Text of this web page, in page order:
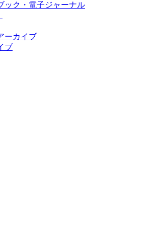
ック・電子ジャーナル
ーカイブ
ブ